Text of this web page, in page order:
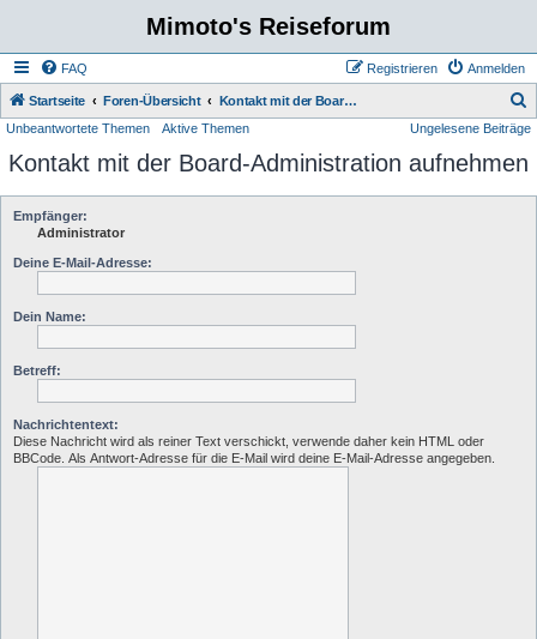
Mimoto's Reiseforum
FAQ Anmelden
Registrieren
Startseite Foren-Übersicht Kontakt mit der Board-Administration aufnehmen
u
Unbeantwortete Themen Aktive Themen Ungelesene Beiträge
Kontakt mit der Board-Administration aufnehmen
Empfänger:
Administrator
Deine E-Mail-Adresse:
Dein Name:
Betreff:
Nachrichtentext:
Diese Nachricht wird als reiner Text verschickt, verwende daher kein HTML oder
BBCode. Als Antwort-Adresse für die E-Mail wird deine E-Mail-Adresse angegeben.